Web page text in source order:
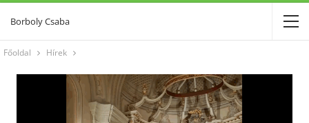
Borboly Csaba
Főoldal Hírek